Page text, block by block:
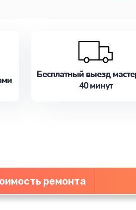
Бесплатный выезд
40 минут
ремонта